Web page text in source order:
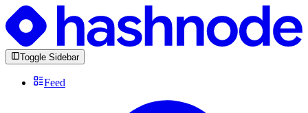
Toggle Sidebar
Feed